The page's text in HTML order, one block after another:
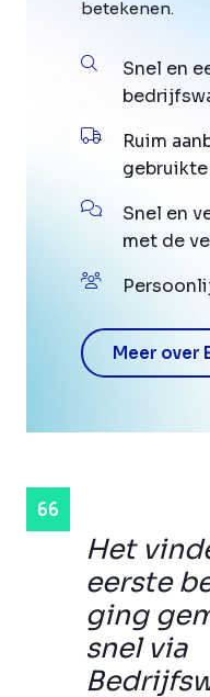
Het
eerste
ging
snel via
betekenen.
Snel en
Ruim
Snel en
met de
Meer over